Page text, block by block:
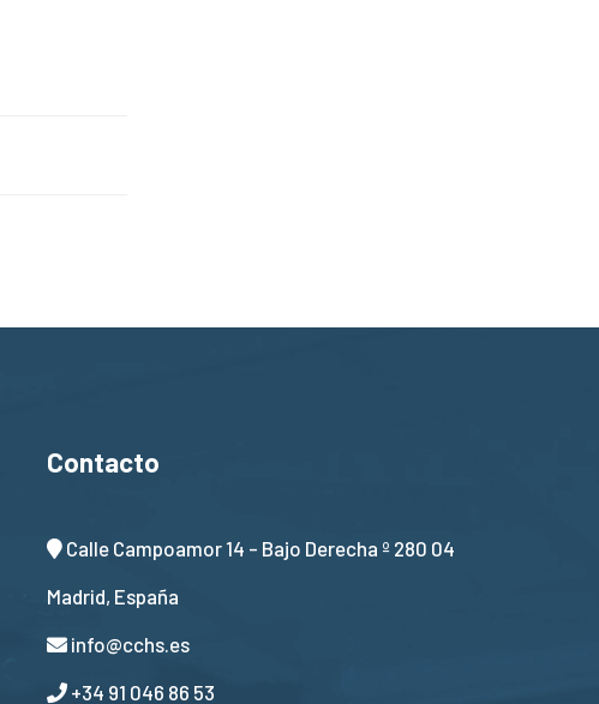
Contacto
Calle Campoamor 14 - Bajo Derecha º 280 04
Madrid, España
info@cchs.es
+34 91 046 86 53